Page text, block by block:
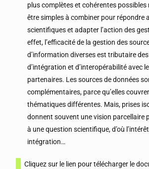
plus complètes et cohérentes possibles
être simples à combiner pour répondre
scientifiques et adapter l’action des
effet, l’efficacité de la gestion des
d’information diverses est tributaire
d’intégration et d’interopérabilité avec
partenaires. Les sources de données
complémentaires, parce qu’elles
thématiques différentes. Mais, prises
donnent souvent une vision parcellaire
à une question scientifique, d’où
intégration…
Cliquez sur le lien pour télécharger le